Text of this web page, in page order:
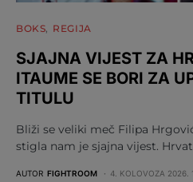
BOKS REGIJA
SJAJNA VIJEST ZA
ITAUME SE BORI ZA
TITULU
Bliži se veliki meč Filipa
stigla nam je sjajna vijest.
AUTOR FIGHTROOM 4. KOLOVOZA 2026.